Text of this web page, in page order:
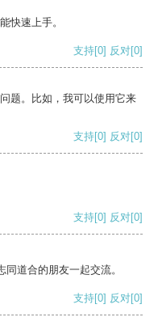
快速上手。
支持[0] 反对[0]
题。比如，我可以使用它来
支持[0] 反对[0]
支持[0] 反对[0]
道合的朋友一起交流。
支持[0] 反对[0]